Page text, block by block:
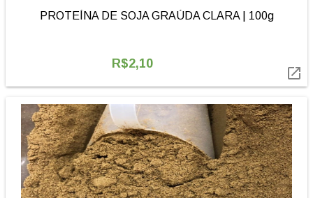
PROTEÍNA DE SOJA GRAÚDA CLARA | 100g
R$2,10
